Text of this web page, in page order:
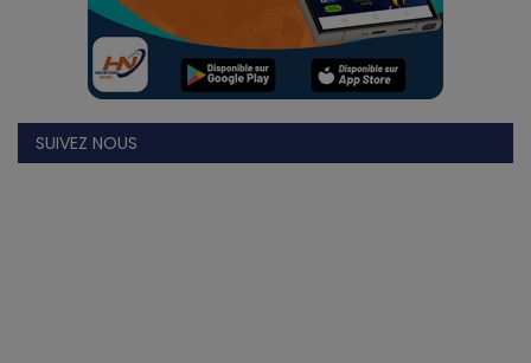
Voyages
Blagues
SUIVEZ NOUS